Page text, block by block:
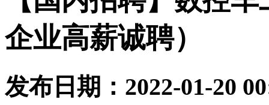
企业高薪诚聘）
发布日期： 2022-01-20